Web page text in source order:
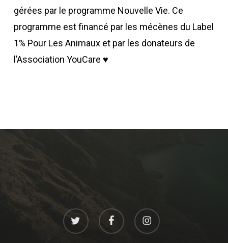
gérées par le programme Nouvelle Vie. Ce
programme est financé par les mécènes du Label
1% Pour Les Animaux et par les donateurs de
l’Association YouCare ♥
twitter facebook instagram